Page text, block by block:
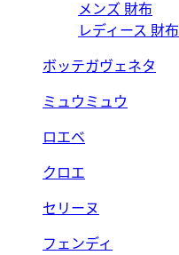
メンズ 財布
レディース 財布
ボッテガヴェネタ
ミュウミュウ
ロエベ
クロエ
セリーヌ
フェンディ